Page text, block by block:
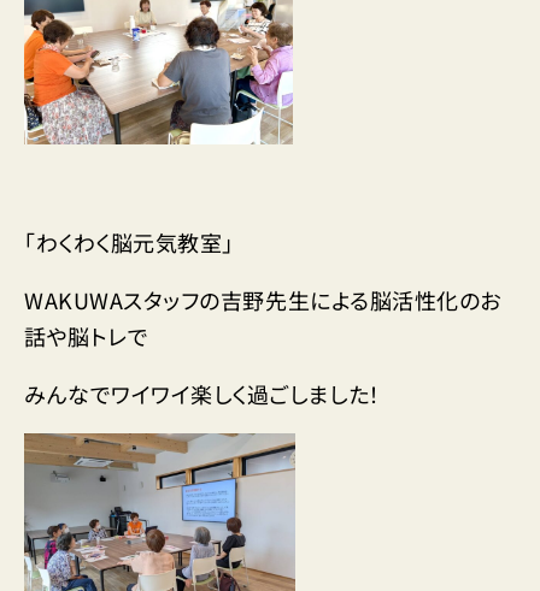
「わくわく脳元気教室」
WAKUWAスタッフの吉野先生による脳活性化のお
話や脳トレで
みんなでワイワイ楽しく過ごしました！